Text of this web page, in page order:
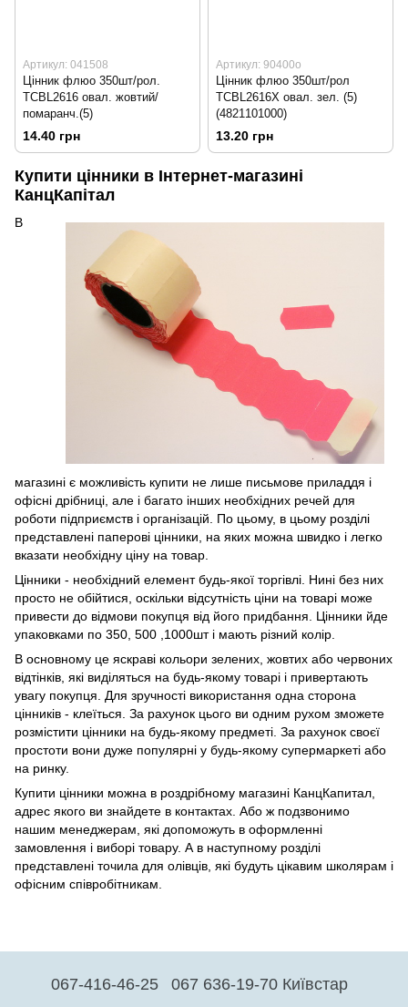
Артикул: 041508
Цінник флюо 350шт/рол.
ТСВL2616 овал. жовтий/
помаранч.(5)
14.40 грн
Артикул: 90400о
Цінник флюо 350шт/рол
ТСВL2616Х овал. зел. (5)
(4821101000)
13.20 грн
Купити цінники в Інтернет-магазині
КанцКапітал
В
магазині є можливість купити не лише письмове приладдя і
офісні дрібниці, але і багато інших необхідних речей для
роботи підприємств і організацій. По цьому, в цьому розділі
представлені паперові цінники, на яких можна швидко і легко
вказати необхідну ціну на товар.
Цінники - необхідний елемент будь-якої торгівлі. Нині без них
просто не обійтися, оскільки відсутність ціни на товарі може
привести до відмови покупця від його придбання. Цінники йде
упаковками по 350, 500 ,1000шт і мають різний колір.
В основному це яскраві кольори зелених, жовтих або червоних
відтінків, які виділяться на будь-якому товарі і привертають
увагу покупця. Для зручності використання одна сторона
цінників - клеїться. За рахунок цього ви одним рухом зможете
розмістити цінники на будь-якому предметі. За рахунок своєї
простоти вони дуже популярні у будь-якому супермаркеті або
на ринку.
Купити цінники можна в роздрібному магазині КанцКапитал,
адрес якого ви знайдете в контактах. Або ж подзвонимо
нашим менеджерам, які допоможуть в оформленні
замовлення і виборі товару. А в наступному розділі
представлені точила для олівців, які будуть цікавим школярам і
офісним співробітникам.
067-416-46-25
067 636-19-70 Київстар